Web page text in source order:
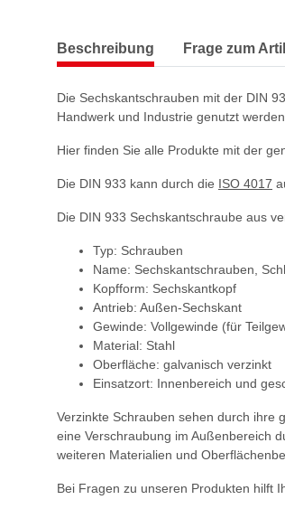
Beschreibung Frage zum
Die Sechskantschrauben mit der DIN
Handwerk und Industrie genutzt
Hier finden Sie alle Produkte mit der
Die DIN 933 kann durch die ISO 4017
Die DIN 933 Sechskantschraube aus
Typ: Schrauben
Name: Sechskantschrauben,
Kopfform: Sechskantkopf
Antrieb: Außen-Sechskant
Gewinde: Vollgewinde (für
Material: Stahl
Oberfläche: galvanisch verzinkt
Einsatzort: Innenbereich und
Verzinkte Schrauben sehen durch ihre
eine Verschraubung im Außenbereich
weiteren Materialien und
Bei Fragen zu unseren Produkten hilft